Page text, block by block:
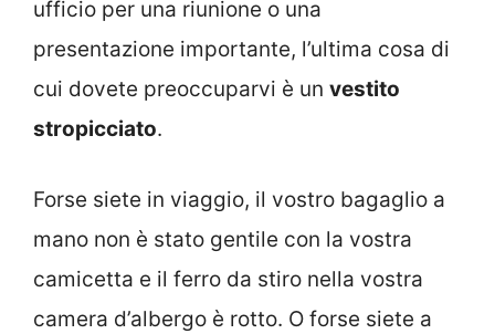
ufficio per una riunione o una
presentazione importante, l’ultima cosa di
cui dovete preoccuparvi è un vestito
stropicciato.
Forse siete in viaggio, il vostro bagaglio a
mano non è stato gentile con la vostra
camicetta e il ferro da stiro nella vostra
camera d’albergo è rotto. O forse siete a